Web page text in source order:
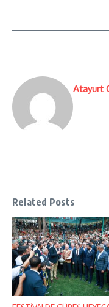
Atayurt
Related Posts